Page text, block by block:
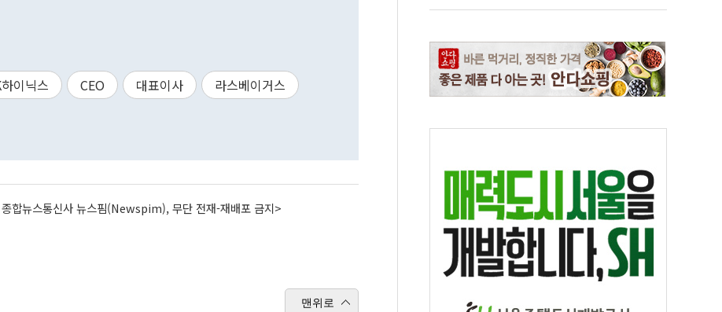
이닉스 CEO 대표이사
라스베이거스
합뉴스통신사 뉴스핌(Newspim), 무단 전재-재배포 금지>
맨위로